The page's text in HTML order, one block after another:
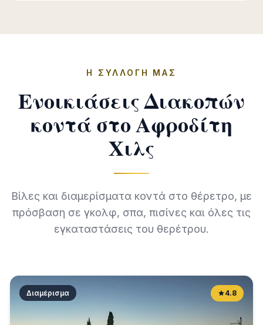
Η ΣΥΛΛΟΓΉ ΜΑΣ
Ενοικιάσεις Διακοπών
κοντά στο Αφροδίτη
Χιλς
Βίλες και διαμερίσματα κοντά στο θέρετρο, με
πρόσβαση σε γκολφ, σπα, πισίνες και όλες τις
εγκαταστάσεις του θερέτρου.
Διαμέρισμα 4.8